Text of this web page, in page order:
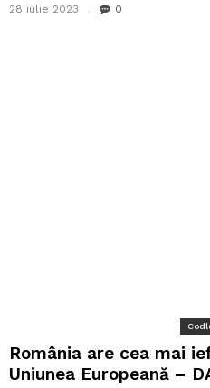
28 iulie 2023 0
România are cea mai
Uniunea Europeană –